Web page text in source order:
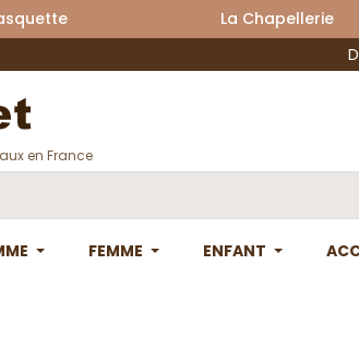
- Casquette La Chapellerie
en France
FEMME ENFANT